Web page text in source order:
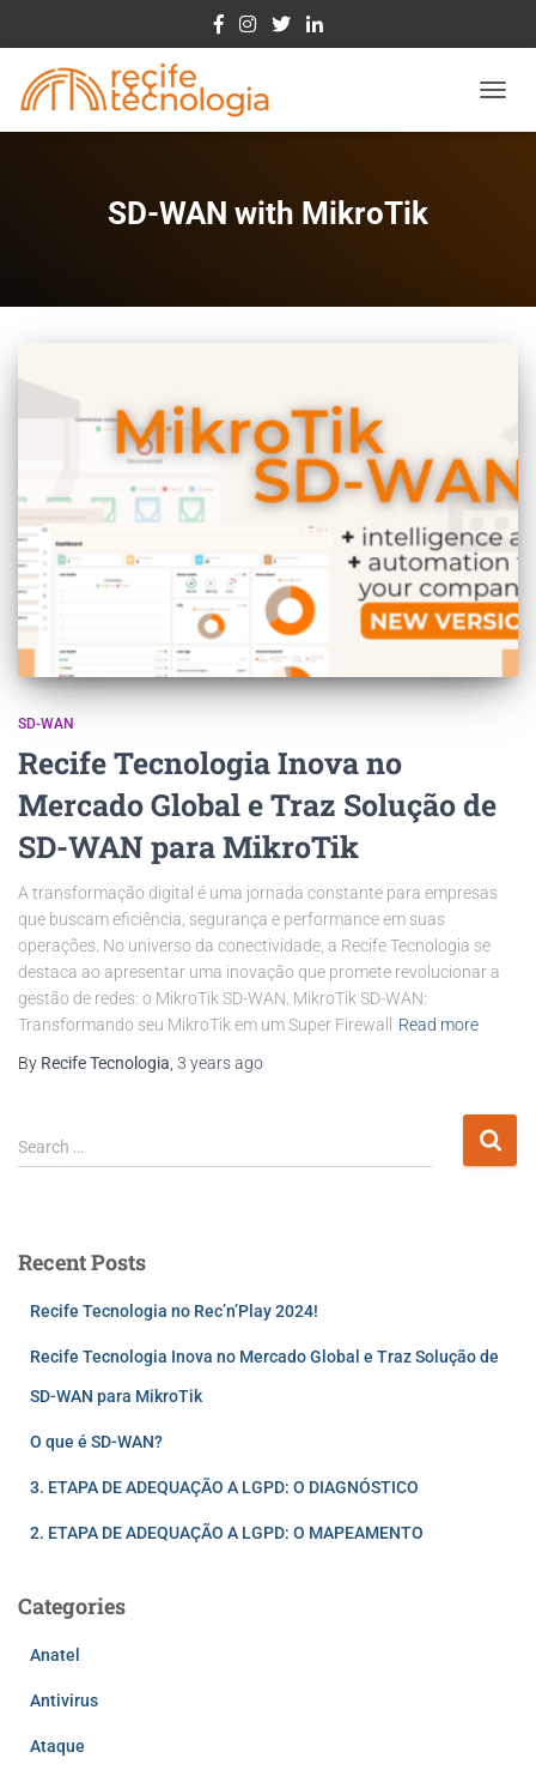
SD-WAN with MikroTik
SD-WAN
Recife Tecnologia Inova no
Mercado Global e Traz Solução de
SD-WAN para MikroTik
A transformação digital é uma jornada constante para empresas
que buscam eficiência, segurança e performance em suas
operações. No universo da conectividade, a Recife Tecnologia se
destaca ao apresentar uma inovação que promete revolucionar a
gestão de redes: o MikroTik SD-WAN. MikroTik SD-WAN:
Transformando seu MikroTik em um Super Firewall
Read more
By Recife Tecnologia 3 yearsago
Search …
Recent Posts
Recife Tecnologia no Rec’n’Play 2024!
Recife Tecnologia Inova no Mercado Global e Traz Solução de
SD-WAN para MikroTik
O que é SD-WAN?
3. ETAPA DE ADEQUAÇÃO A LGPD: O DIAGNÓSTICO
2. ETAPA DE ADEQUAÇÃO A LGPD: O MAPEAMENTO
Categories
Anatel
Antivirus
Ataque